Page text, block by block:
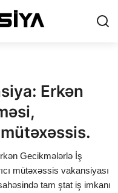
Erkən
Gecikmələrlə İş
mütəxəssis vakansiyası
tam ştat iş imkanı